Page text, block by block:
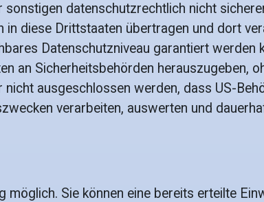
datenschutzrechtlich nicht
in diese Drittstaaten übertragen und dort
Datenschutzniveau garantiert werden
an Sicherheitsbehörden herauszugeben,
ausgeschlossen werden, dass US-
verarbeiten, auswerten und
Sie können eine bereits erteilte